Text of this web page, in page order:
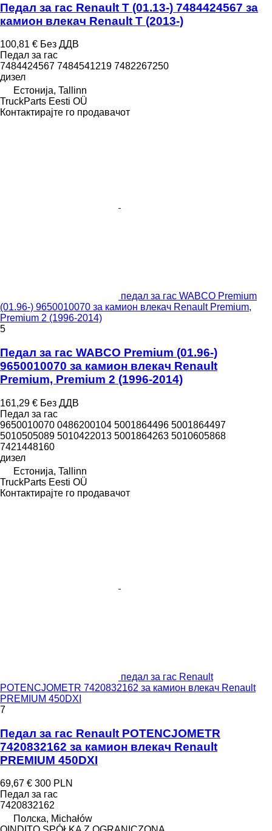
Педал за гас Renault T (01.13-) 7484424567 за
камион влекач Renault T (2013-)
100,81 € Без ДДВ
Педал за гас
7484424567 7484541219 7482267250
дизел
Естонија, Tallinn
TruckParts Eesti OÜ
Контактирајте го продавачот
педал за гас WABCO Premium
(01.96-) 9650010070 за камион влекач Renault Premium,
Premium 2 (1996-2014)
5
Педал за гас WABCO Premium (01.96-)
9650010070 за камион влекач Renault
Premium, Premium 2 (1996-2014)
161,29 € Без ДДВ
Педал за гас
9650010070 0486200104 5001864496 5001864497
5010505089 5010422013 5001864263 5010605868
7421448160
дизел
Естонија, Tallinn
TruckParts Eesti OÜ
Контактирајте го продавачот
педал за гас Renault
POTENCJOMETR 7420832162 за камион влекач Renault
PREMIUM 450DXI
7
Педал за гас Renault POTENCJOMETR
7420832162 за камион влекач Renault
PREMIUM 450DXI
69,67 € 300 PLN
Педал за гас
7420832162
Полска, Michałów